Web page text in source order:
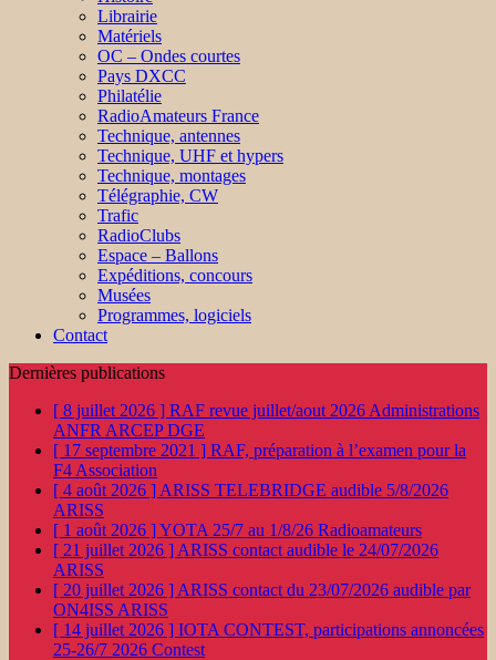
Librairie
Matériels
OC – Ondes courtes
Pays DXCC
Philatélie
RadioAmateurs France
Technique, antennes
Technique, UHF et hypers
Technique, montages
Télégraphie, CW
Trafic
RadioClubs
Espace – Ballons
Expéditions, concours
Musées
Programmes, logiciels
Contact
Dernières publications
[ 8 juillet 2026 ] RAF revue juillet/aout 2026 Administrations
ANFR ARCEP DGE
[ 17 septembre 2021 ] RAF, préparation à l’examen pour la
F4 Association
[ 4 août 2026 ] ARISS TELEBRIDGE audible 5/8/2026
ARISS
[ 1 août 2026 ]YOTA 25/7 au 1/8/26 Radioamateurs
[ 21 juillet 2026 ] ARISS contact audible le 24/07/2026
ARISS
[ 20 juillet 2026 ] ARISS contact du 23/07/2026 audible par
ON4ISS ARISS
[ 14 juillet 2026 ] IOTA CONTEST, participations annoncées
25-26/7 2026 Contest